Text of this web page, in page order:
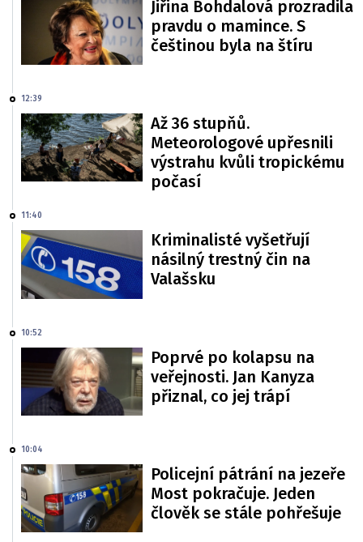
Jiřina Bohdalová prozradila
pravdu o mamince. S
češtinou byla na štíru
12:39
Až 36 stupňů.
Meteorologové upřesnili
výstrahu kvůli tropickému
počasí
11:40
Kriminalisté vyšetřují
násilný trestný čin na
Valašsku
10:52
Poprvé po kolapsu na
veřejnosti. Jan Kanyza
přiznal, co jej trápí
10:04
Policejní pátrání na jezeře
Most pokračuje. Jeden
člověk se stále pohřešuje